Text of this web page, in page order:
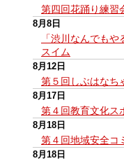
第四回花踊り練習
8月8日
「渋川なんでも
スイム
8月12日
第５回しぶはなち
8月17日
第４回教育文化ス
8月18日
第４回地域安全コ
8月18日